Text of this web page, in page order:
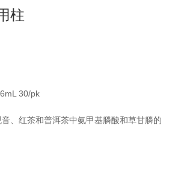
柱
30/pk
、红茶和普洱茶中氨甲基膦酸和草甘膦的